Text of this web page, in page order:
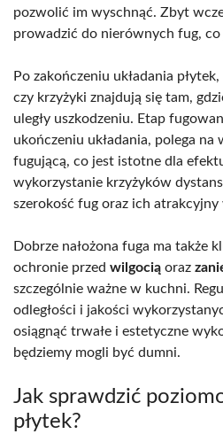
pozwolić im wyschnąć. Zbyt
prowadzić do nierównych fug, co
Po zakończeniu układania
czy krzyżyki znajdują się tam,
uległy uszkodzeniu. Etap
ukończeniu układania, polega na
fugującą, co jest istotne dla
wykorzystanie krzyżyków
szerokość fug oraz ich atrakcyjny
Dobrze nałożona fuga ma także
ochronie przed wilgocią oraz
szczególnie ważne w kuchni.
odległości i jakości
osiągnąć trwałe i estetyczne
będziemy mogli być dumni.
Jak sprawdzić
płytek?